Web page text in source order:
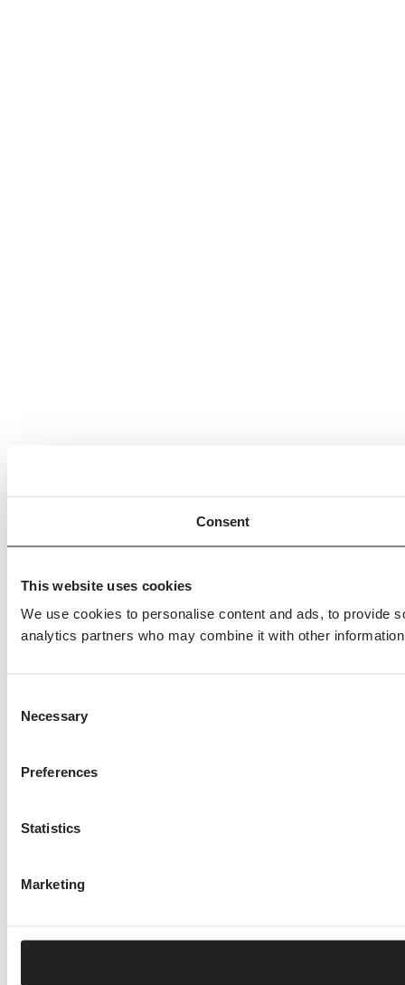
Consent
This website uses cookies
We use cookies to personalise content and ads, to provide
analytics partners who may combine it with other
Selection
Necessary
Preferences
Statistics
Marketing